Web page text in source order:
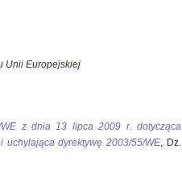
Unii Europejskiej
z dnia 13 lipca 2009 r. dotycząca
dyrektywę 2003/55/WE, Dz.